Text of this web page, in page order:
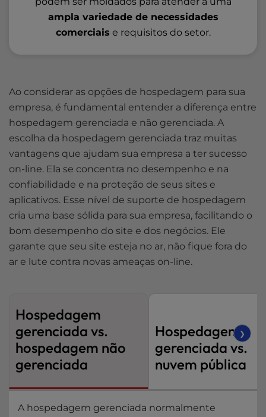
ampla variedade de necessidades
comerciais e requisitos do setor.
Ao considerar as opções de hospedagem para sua
empresa, é fundamental entender a diferença entre
hospedagem gerenciada e não gerenciada. A
escolha da hospedagem gerenciada traz muitas
vantagens que ajudam sua empresa a ter sucesso
on-line. Ela se concentra no desempenho e na
confiabilidade e na proteção de seus sites e
aplicativos. Esse nível de suporte de hospedagem
cria uma base sólida para sua empresa, facilitando o
bom desempenho do site e dos negócios. Ele
garante que seu site esteja no ar, não fique fora do
ar e lute contra novas ameaças on-line.
Hospedagem
gerenciada vs.
hospedagem não
gerenciada
Hospedagem
gerenciada vs.
nuvem pública
❯
A hospedagem gerenciada normalmente